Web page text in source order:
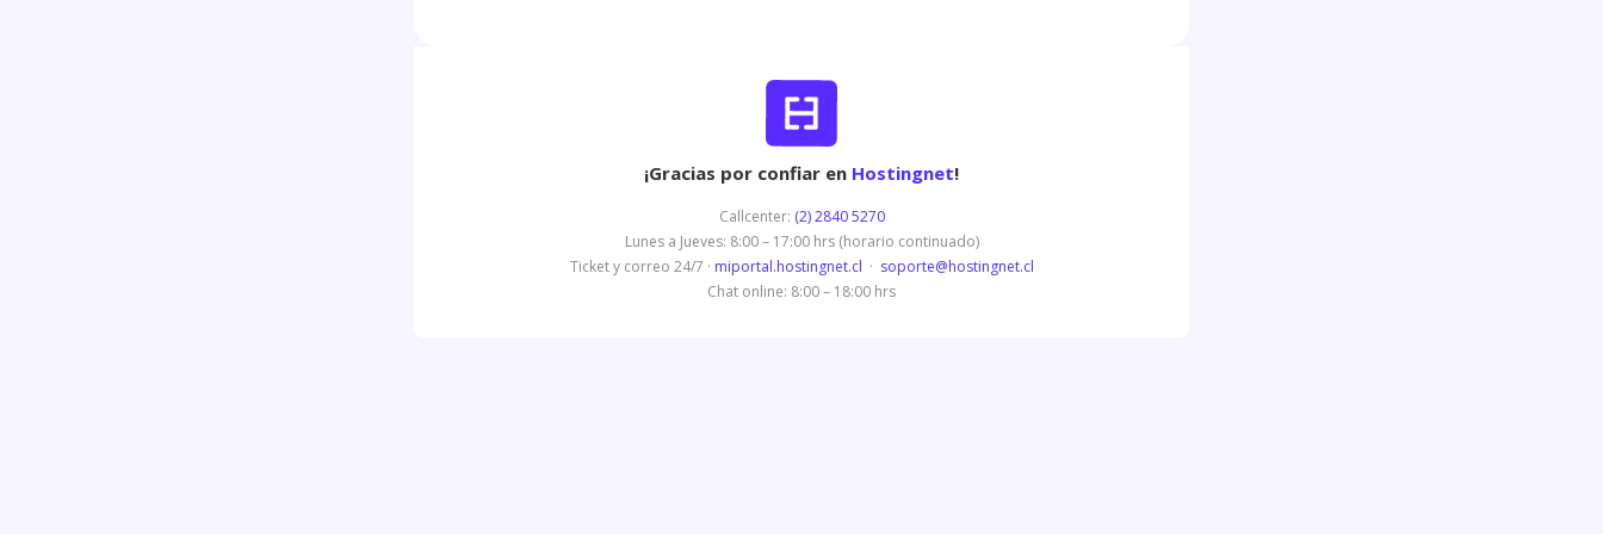
¡Gracias por confiar en Hostingnet!
Callcenter: (2) 2840 5270
Lunes a Jueves: 8:00 – 17:00 hrs (horario continuado)
Ticket y correo 24/7 · miportal.hostingnet.cl · soporte@hostingnet.cl
Chat online: 8:00 – 18:00 hrs